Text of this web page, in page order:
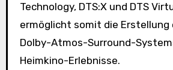
Technology, DTS:X und DTS
ermöglicht somit die Erstellung
Dolby-Atmos-Surround-
Heimkino-Erlebnisse.